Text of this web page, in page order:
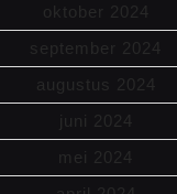
oktober 2024
september 2024
augustus 2024
juni 2024
mei 2024